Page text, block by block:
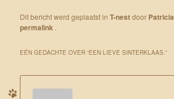
Dit bericht werd geplaatst inT-nestdoor Patricia
permalink .
EÉN GEDACHTE OVER “EEN LIEVE SINTERKLAAS.”